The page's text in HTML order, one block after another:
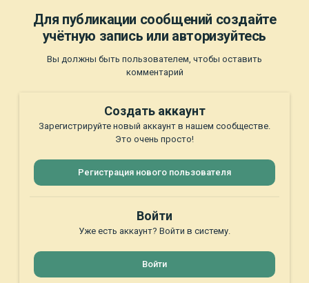
Для публикации сообщений создайте
учётную запись или авторизуйтесь
Вы должны быть пользователем, чтобы оставить
комментарий
Создать аккаунт
Зарегистрируйте новый аккаунт в нашем сообществе.
Это очень просто!
Регистрация нового пользователя
Войти
Уже есть аккаунт? Войти в систему.
Войти